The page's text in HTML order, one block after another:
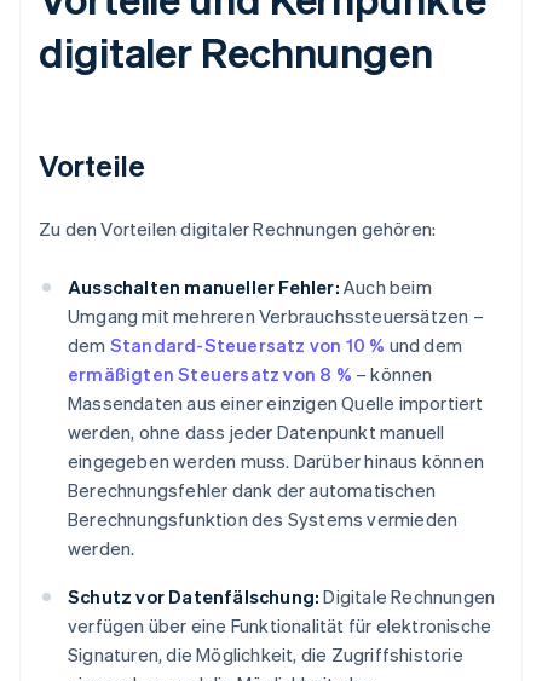
digitaler Rechnungen
Vorteile
Zu den Vorteilen digitaler Rechnungen gehören:
Ausschalten manueller Fehler: Auch beim
Umgang mit mehreren Verbrauchssteuersätzen –
dem Standard-Steuersatz von 10 % und dem
ermäßigten Steuersatz von 8 % – können
Massendaten aus einer einzigen Quelle importiert
werden, ohne dass jeder Datenpunkt manuell
eingegeben werden muss. Darüber hinaus können
Berechnungsfehler dank der automatischen
Berechnungsfunktion des Systems vermieden
werden.
Schutz vor Datenfälschung: Digitale Rechnungen
verfügen über eine Funktionalität für elektronische
Signaturen, die Möglichkeit, die Zugriffshistorie